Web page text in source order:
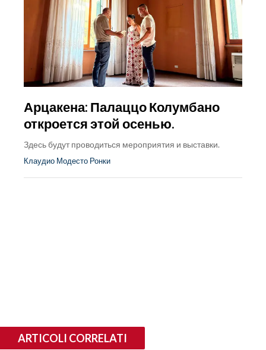
Арцакена: Палаццо Колумбано
откроется этой осенью.
Здесь будут проводиться мероприятия и выставки.
Клаудио Модесто Ронки
ARTICOLI CORRELATI